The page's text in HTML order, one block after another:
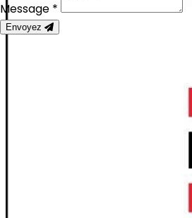
Message *
Envoyez